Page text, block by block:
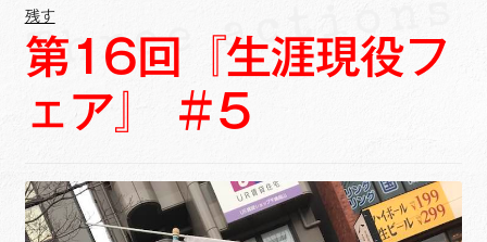
残す
第16回『生涯現役フ
ェア』 ＃5